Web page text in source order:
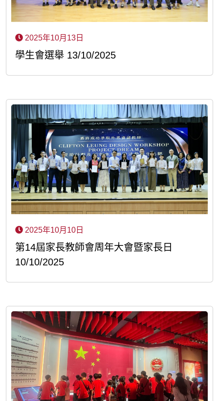
2025年10月13日
學生會選舉 13/10/2025
2025年10月10日
第14屆家長教師會周年大會暨家長日
10/10/2025